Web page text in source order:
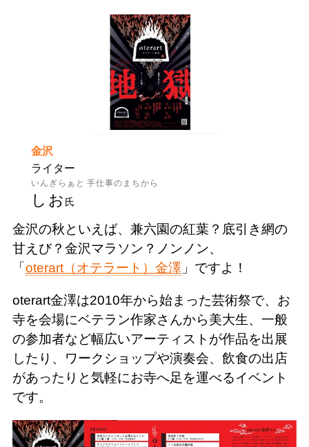
金沢
ライター
いんぎらぁと 手仕事のまちから
しお 氏
金沢の秋といえば、兼六園の紅葉？底引き網の
甘えび？金沢マラソン？ノンノン、
「 oterart（オテラート）金澤」ですよ！
oterart金澤は2010年から始まった芸術祭で、お
寺を会場にベテラン作家さんから美大生、一般
の参加者など幅広いアーティストが作品を出展
したり、ワークショップや演奏会、飲食の出店
があったりと気軽にお寺へ足を運べるイベント
です。